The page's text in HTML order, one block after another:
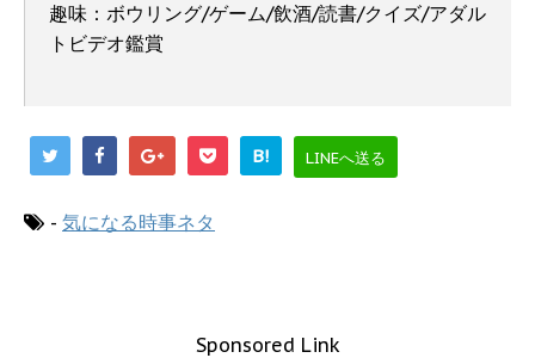
趣味：ボウリング/ゲーム/飲酒/読書/クイズ/アダル
トビデオ鑑賞
B! LINEへ送る
- 気になる時事ネタ
Sponsored Link